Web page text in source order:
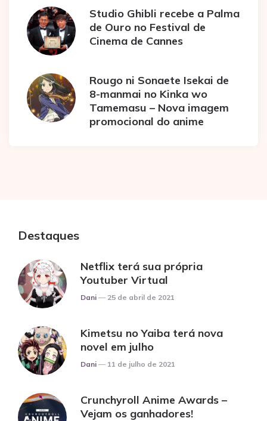
Studio Ghibli recebe a Palma
de Ouro no Festival de
Cinema de Cannes
Rougo ni Sonaete Isekai de
8-manmai no Kinka wo
Tamemasu – Nova imagem
promocional do anime
Destaques
Netflix terá sua própria
Youtuber Virtual
Posted
Dani 25 de abril de 2021
Kimetsu no Yaiba terá nova
novel em julho
Posted
Dani 11 de julho de 2021
Crunchyroll Anime Awards –
Vejam os ganhadores!